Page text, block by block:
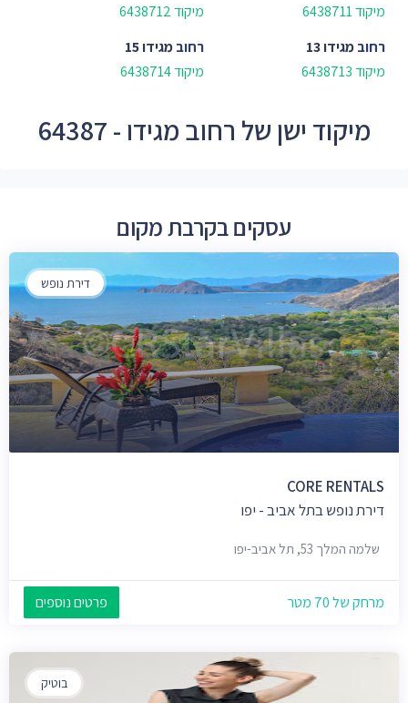
מיקוד 6438711
מיקוד 6438712
רחובמגידו 13
מיקוד 6438713
רחובמגידו 15
מיקוד 6438714
מיקוד ישן של רחוב מגידו - 64387
עסקים בקרבת מקום
דירת נופש
CORE RENTALS
דירת נופש בתל אביב - יפו
שלמה המלך 53, תל אביב-יפו
מרחק של 70 מטר פרטים נוספים
בוטיק